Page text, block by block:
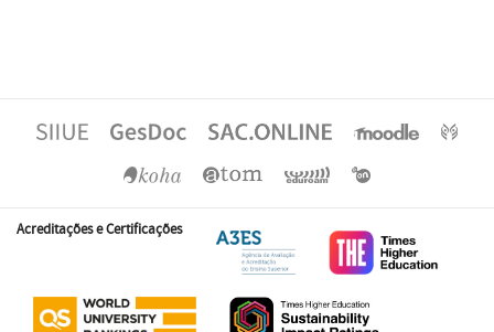
Acreditações e Certificações